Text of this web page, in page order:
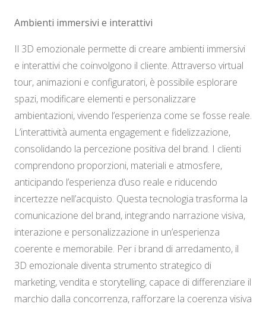
Ambienti immersivi e interattivi
Il 3D emozionale permette di creare ambienti immersivi
e interattivi che coinvolgono il cliente. Attraverso virtual
tour, animazioni e configuratori, è possibile esplorare
spazi, modificare elementi e personalizzare
ambientazioni, vivendo l’esperienza come se fosse reale.
L’interattività aumenta engagement e fidelizzazione,
consolidando la percezione positiva del brand. I clienti
comprendono proporzioni, materiali e atmosfere,
anticipando l’esperienza d’uso reale e riducendo
incertezze nell’acquisto. Questa tecnologia trasforma la
comunicazione del brand, integrando narrazione visiva,
interazione e personalizzazione in un’esperienza
coerente e memorabile. Per i brand di arredamento, il
3D emozionale diventa strumento strategico di
marketing, vendita e storytelling, capace di differenziare il
marchio dalla concorrenza, rafforzare la coerenza visiva